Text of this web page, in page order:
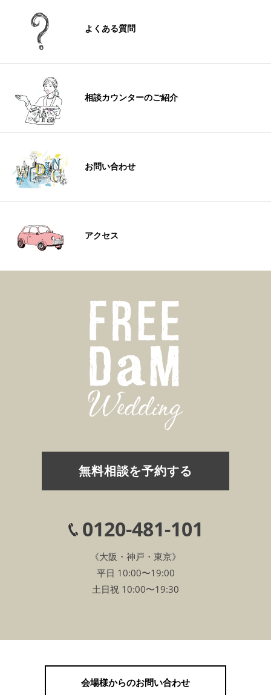
よくある質問
相談カウンターのご紹介
お問い合わせ
アクセス
無料相談を予約する
0120-481-101
《大阪・神戸・東京》
平日 10:00〜19:00
土日祝 10:00〜19:30
会場様からのお問い合わせ